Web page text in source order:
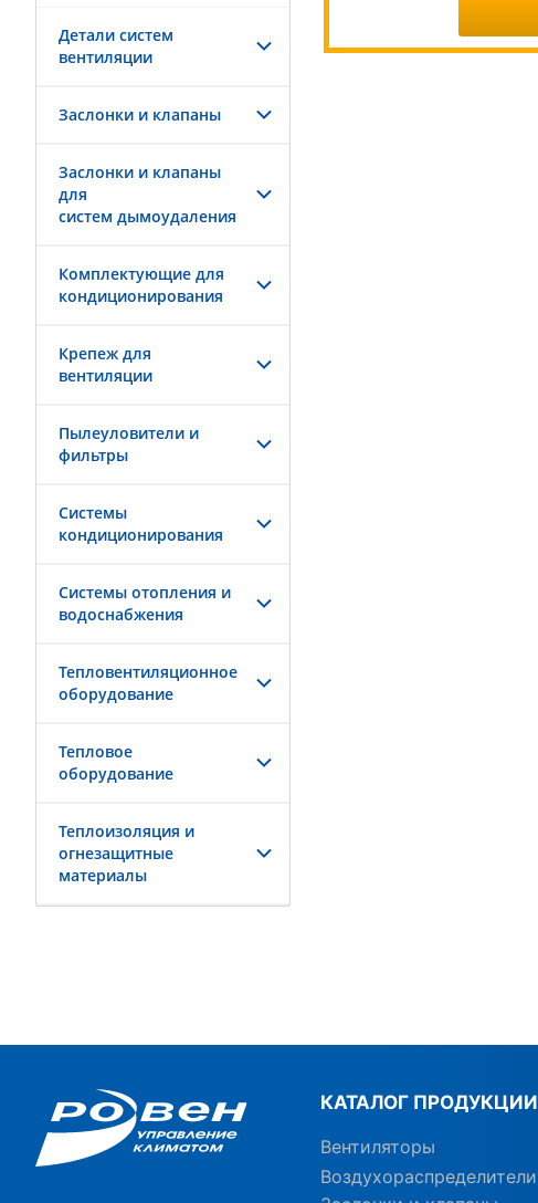
Детали систем
вентиляции
Заслонки и клапаны
Заслонки и клапаны
для
систем дымоудаления
Комплектующие для
кондиционирования
Крепеж для
вентиляции
Пылеуловители и
фильтры
Системы
кондиционирования
Системы отопления и
водоснабжения
Тепловентиляционное
оборудование
Тепловое
оборудование
Теплоизоляция и
огнезащитные
материалы
КАТАЛОГ ПРОДУКЦИИ
Вентиляторы
Воздухораспределители